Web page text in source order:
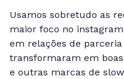
Usamos sobretudo as
maior foco no
em relações de
transformaram em
e outras marcas de